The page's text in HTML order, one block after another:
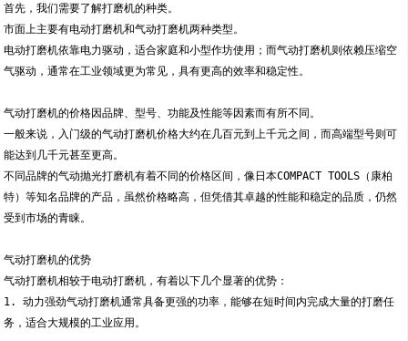
首先，我们需要了解打磨机的种类。
市面上主要有电动打磨机和气动打磨机两种类型。
电动打磨机依靠电力驱动，适合家庭和小型作坊使用；而气动打磨机则依赖压缩空
气驱动，通常在工业领域更为常见，具有更高的效率和稳定性。
气动打磨机的价格因品牌、型号、功能及性能等因素而有所不同。
一般来说，入门级的气动打磨机价格大约在几百元到上千元之间，而高端型号则可
能达到几千元甚至更高。
不同品牌的气动抛光打磨机有着不同的价格区间，像日本COMPACT TOOLS（康柏
特）等知名品牌的产品，虽然价格略高，但凭借其卓越的性能和稳定的品质，仍然
受到市场的青睐。
气动打磨机的优势
气动打磨机相较于电动打磨机，有着以下几个显著的优势：
1. 动力强劲气动打磨机通常具备更强的功率，能够在短时间内完成大量的打磨任
务，适合大规模的工业应用。